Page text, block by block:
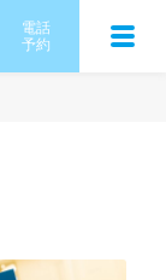
電話
予約